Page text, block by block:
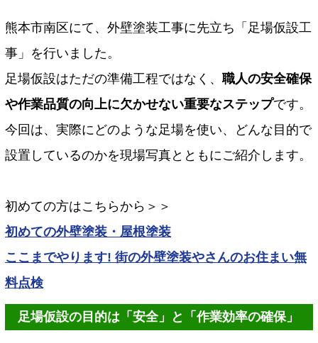
熊本市南区にて、外壁塗装工事に先立ち「足場仮設工
事」を行いました。
足場仮設はただの準備工程ではなく、 職人の安全確保
や作業品質の向上に欠かせない重要なステップです。
今回は、実際にどのような足場を使い、どんな目的で
設置しているのかを現場写真とともにご紹介します。
初めての方はこちらから＞＞
初めての外壁塗装・屋根塗装
ここまでやります! 街の外壁塗装やさんのお住まい無
料点検
足場仮設の目的は「安全」と「作業効率の確保」